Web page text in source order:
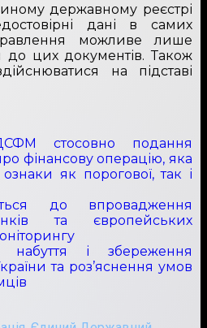
державному реєстрі
дані в самих
можливе лише
до цих документів. Також
на підставі
стосовно подання
фінансову операцію, яка
як порогової, так і
до впровадження
та європейських
набуття і збереження
та роз’яснення умов